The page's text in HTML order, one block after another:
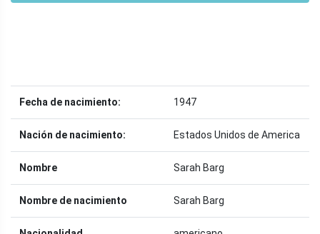
Fecha de nacimiento: 1947
Nación de nacimiento: Estados Unidos de America
Nombre Sarah Barg
Nombre de nacimiento Sarah Barg